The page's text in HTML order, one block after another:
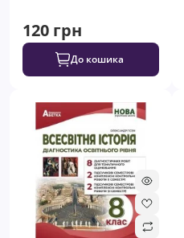
120 грн
До кошика